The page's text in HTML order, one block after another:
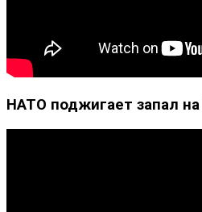
НАТО поджигает запал на